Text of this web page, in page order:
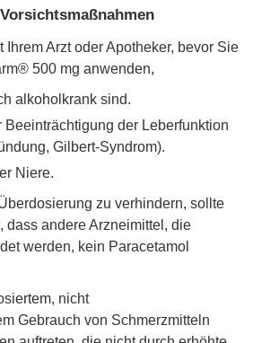
Ihrem Arzt oder Apotheker, bevor Sie
500 mg anwenden,
alkoholkrank sind.
der Leberfunktion
Gilbert-Syndrom).
Niere.
zu verhindern, sollte
dass andere Arzneimittel, die
werden, kein Paracetamol
nicht
Gebrauch von Schmerzmitteln